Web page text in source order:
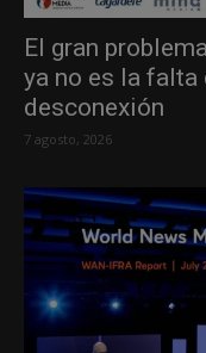
El gran
ya no es la falta
desconexión
7 agosto, 2026